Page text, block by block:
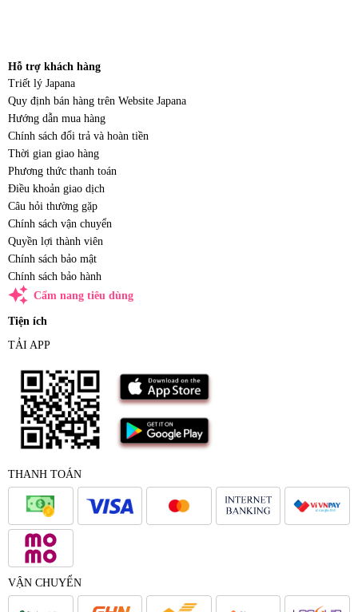
Hỗ trợ khách hàng
Triết lý Japana
Quy định bán hàng trên Website Japana
Hướng dẫn mua hàng
Chính sách đổi trả và hoàn tiền
Thời gian giao hàng
Phương thức thanh toán
Điều khoản giao dịch
Câu hỏi thường gặp
Chính sách vận chuyển
Quyền lợi thành viên
Chính sách bảo mật
Chính sách bảo hành
auto_awesome Cẩm nang tiêu dùng
Tiện ích
TẢI APP
THANH TOÁN
VẬN CHUYỂN